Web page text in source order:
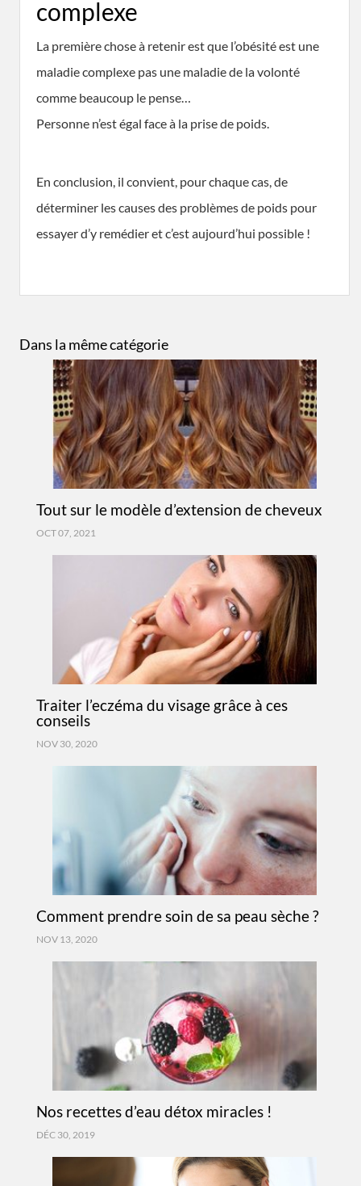
complexe
La première chose à retenir est que l’obésité est une
maladie complexe pas une maladie de la volonté
comme beaucoup le pense…
Personne n’est égal face à la prise de poids.
En conclusion, il convient, pour chaque cas, de
déterminer les causes des problèmes de poids pour
essayer d’y remédier et c’est aujourd’hui possible !
Dans la même catégorie
Tout sur le modèle d’extension de cheveux
OCT 07, 2021
Traiter l’eczéma du visage grâce à ces
conseils
NOV 30, 2020
Comment prendre soin de sa peau sèche ?
NOV 13, 2020
Nos recettes d’eau détox miracles !
DÉC 30, 2019